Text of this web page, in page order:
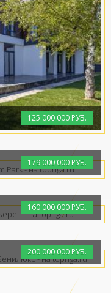
125 000 000 РУБ.
179 000 000 РУБ.
160 000 000 РУБ.
200 000 000 РУБ.